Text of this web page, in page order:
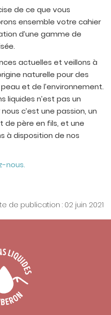
de ce que vous
ensemble votre cahier
d’une gamme de
actuelles et veillons à
naturelle pour des
et de l’environnement.
liquides n’est pas un
c’est une passion, un
de père en fils, et une
à disposition de nos
nous.
de publication : 02 juin 2021